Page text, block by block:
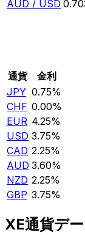
AUD / USD
通貨
金利
JPY 0.75%
CHF 0.00%
EUR 4.25%
USD 3.75%
CAD 2.25%
AUD 3.60%
NZD 2.25%
GBP 3.75%
XE通貨デ